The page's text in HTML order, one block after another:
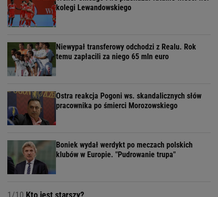
kolegi Lewandowskiego
Niewypał transferowy odchodzi z Realu. Rok
temu zapłacili za niego 65 mln euro
Ostra reakcja Pogoni ws. skandalicznych słów
pracownika po śmierci Morozowskiego
Boniek wydał werdykt po meczach polskich
klubów w Europie. "Pudrowanie trupa"
1/10 Kto jest starszy?